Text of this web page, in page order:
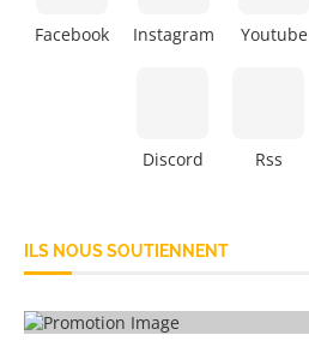
Facebook Instagram Youtube
Discord Rss
ILS NOUS SOUTIENNENT